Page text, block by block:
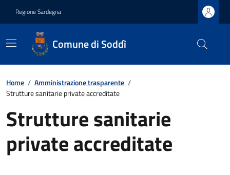
Regione Sardegna
Comune di Soddì
Home / Amministrazione trasparente /
Strutture sanitarie private accreditate
Strutture sanitarie
private accreditate